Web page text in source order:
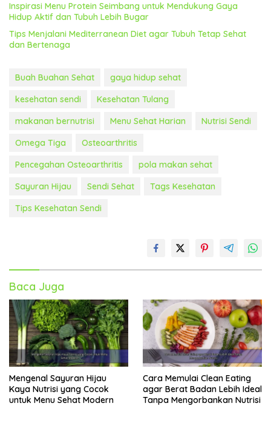
Inspirasi Menu Protein Seimbang untuk Mendukung Gaya
Hidup Aktif dan Tubuh Lebih Bugar
Tips Menjalani Mediterranean Diet agar Tubuh Tetap Sehat
dan Bertenaga
Buah Buahan Sehat
gaya hidup sehat
kesehatan sendi
Kesehatan Tulang
makanan bernutrisi
Menu Sehat Harian
Nutrisi Sendi
Omega Tiga
Osteoarthritis
Pencegahan Osteoarthritis
pola makan sehat
Sayuran Hijau
Sendi Sehat
Tags Kesehatan
Tips Kesehatan Sendi
Baca Juga
Mengenal Sayuran Hijau
Kaya Nutrisi yang Cocok
untuk Menu Sehat Modern
Cara Memulai Clean Eating
agar Berat Badan Lebih Ideal
Tanpa Mengorbankan Nutrisi